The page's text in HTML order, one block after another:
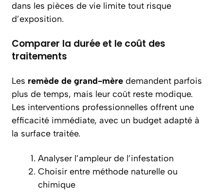
dans les pièces de vie limite tout risque
d’exposition.
Comparer la durée et le coût des
traitements
Les remède de grand-mère demandent parfois
plus de temps, mais leur coût reste modique.
Les interventions professionnelles offrent une
efficacité immédiate, avec un budget adapté à
la surface traitée.
Analyser l’ampleur de l’infestation
Choisir entre méthode naturelle ou
chimique